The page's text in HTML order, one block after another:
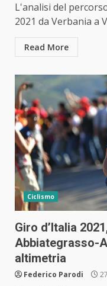
L'analisi del
2021 da Verbania a
Read More
Ciclismo
Giro d’Italia
Abbiategrasso-
altimetria
Federico Parodi